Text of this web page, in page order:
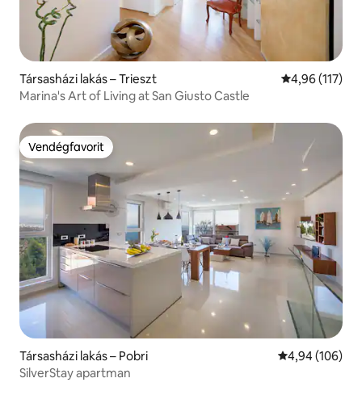
Társasházi lakás – Trieszt Átlagos
4,96 (117)
Marina's Art of Living at San Giusto Castle
Vendégfavorit
Vendégfavorit
Társasházi lakás – Pobri Átlagos
4,94 (106)
SilverStay apartman